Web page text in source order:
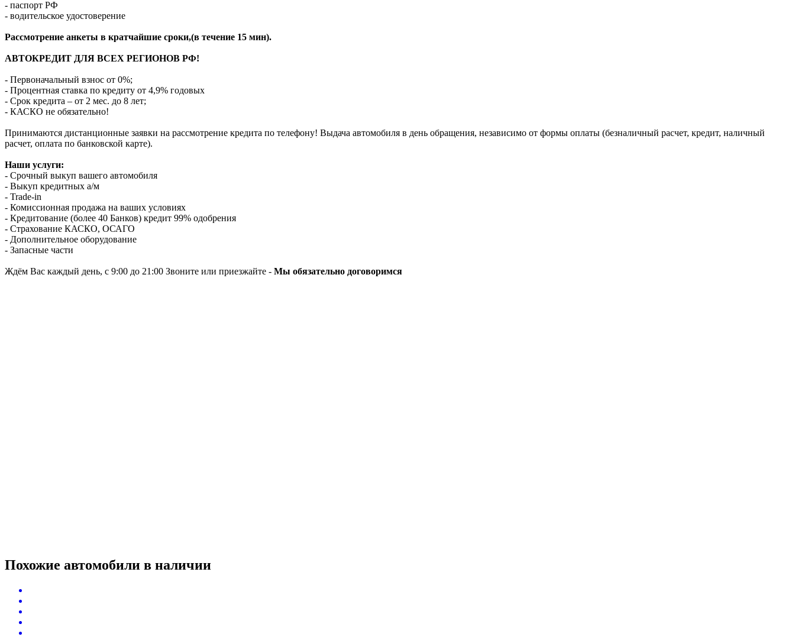
- паспорт РФ
- водительское удостоверение
Рассмотрение анкеты в кратчайшие сроки,(в течение 15 мин).
АВТОКРЕДИТ ДЛЯ ВСЕХ РЕГИОНОВ РФ!
- Первоначальный взнос от 0%;
- Процентная ставка по кредиту от 4,9% годовых
- Срок кредита – от 2 мес. до 8 лет;
- КАСКО не обязательно!
Принимаются дистанционные заявки на рассмотрение кредита по телефону! Выдача автомобиля в день обращения, независимо от формы оплаты (безналичный расчет, кредит, наличный
расчет, оплата по банковской карте).
Наши услуги:
- Срочный выкуп вашего автомобиля
- Выкуп кредитных а/м
- Trade-in
- Комиссионная продажа на ваших условиях
- Кредитование (более 40 Банков) кредит 99% одобрения
- Страхование КАСКО, ОСАГО
- Дополнительное оборудование
- Запасные части
Ждём Вас каждый день, с 9:00 до 21:00 Звоните или приезжайте - Мы обязательно договоримся
Похожие автомобили в наличии